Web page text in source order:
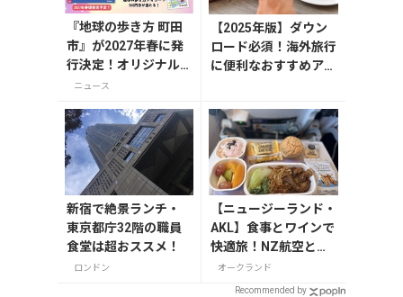
『地球の歩き方 町田
市』が2027年春に発
行決定！オリジナル
グッズが当たる発行
中
ニュース
【2025年版】ダウン
ロード必須！海外旅行
に便利なおすすめアプ
新宿で絶景ランチ・
東京都庁32階の職員
食堂は超おススメ！
ロンドン
【ニュージーランド・
AKL】食事とワインで
快適旅！NZ航空と入
国情報
オークランド
Recommended by